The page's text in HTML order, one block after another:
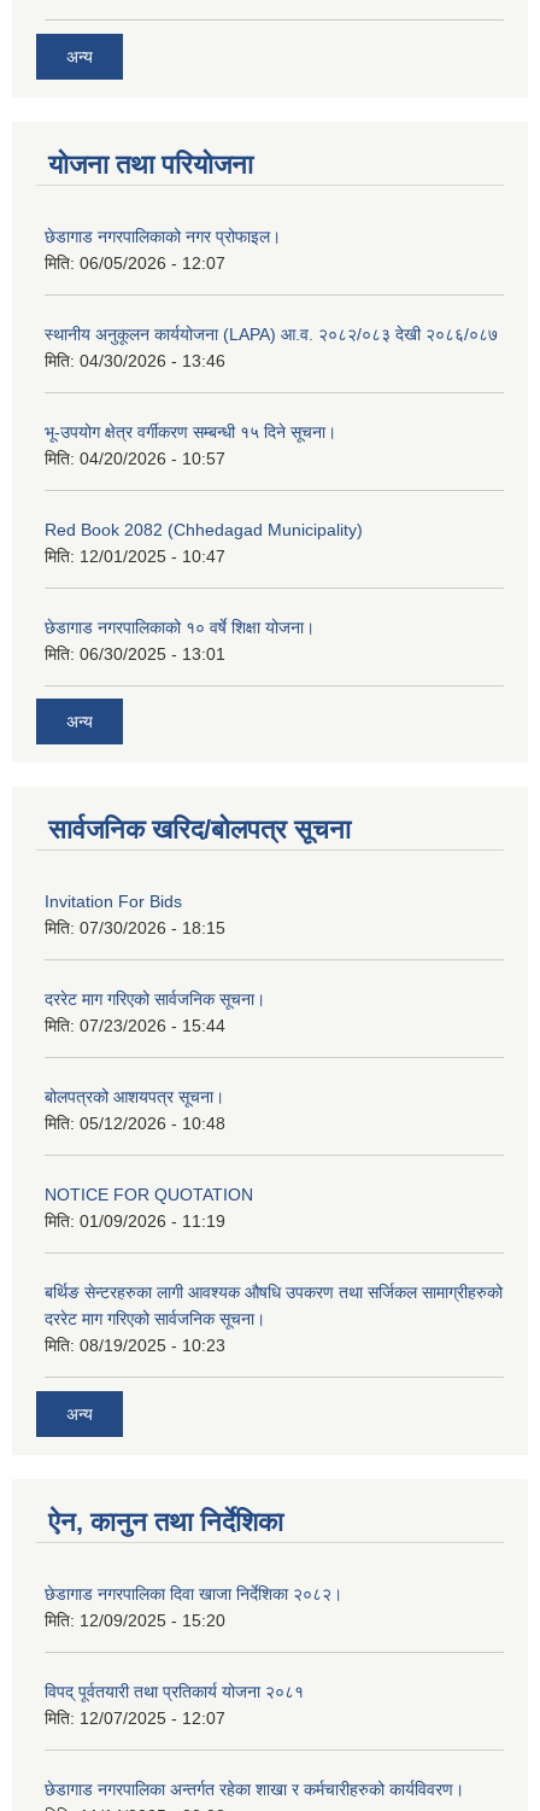
अन्य
योजना तथा परियोजना
छेडागाड नगरपालिकाको नगर प्रोफाइल।
मिति: 06/05/2026 - 12:07
स्थानीय अनुकूलन कार्ययोजना (LAPA) आ.व. २०८२/०८३ देखी २०८६/०८७
मिति: 04/30/2026 - 13:46
भू-उपयोग क्षेत्र वर्गीकरण सम्बन्धी १५ दिने सूचना।
मिति: 04/20/2026 - 10:57
Red Book 2082 (Chhedagad Municipality)
मिति: 12/01/2025 - 10:47
छेडागाड नगरपालिकाको १० वर्षे शिक्षा योजना।
मिति: 06/30/2025 - 13:01
अन्य
सार्वजनिक खरिद/बोलपत्र सूचना
Invitation For Bids
मिति: 07/30/2026 - 18:15
दररेट माग गरिएको सार्वजनिक सूचना।
मिति: 07/23/2026 - 15:44
बोलपत्रको आशयपत्र सूचना।
मिति: 05/12/2026 - 10:48
NOTICE FOR QUOTATION
मिति: 01/09/2026 - 11:19
बर्थिङ सेन्टरहरुका लागी आवश्यक औषधि उपकरण तथा सर्जिकल सामाग्रीहरुको
दररेट माग गरिएको सार्वजनिक सूचना।
मिति: 08/19/2025 - 10:23
अन्य
ऐन, कानुन तथा निर्देशिका
छेडागाड नगरपालिका दिवा खाजा निर्देशिका २०८२।
मिति: 12/09/2025 - 15:20
विपद् पूर्वतयारी तथा प्रतिकार्य योजना २०८१
मिति: 12/07/2025 - 12:07
छेडागाड नगरपालिका अन्तर्गत रहेका शाखा र कर्मचारीहरुको कार्यविवरण।